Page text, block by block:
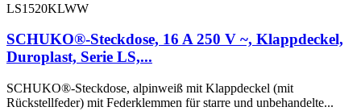
LS1520KLWW
SCHUKO®-Steckdose, 16 A 250 V ~, Klappdeckel,
Duroplast, Serie LS,...
SCHUKO®-Steckdose, alpinweiß mit Klappdeckel (mit
Rückstellfeder) mit Federklemmen für starre und unbehandelte...